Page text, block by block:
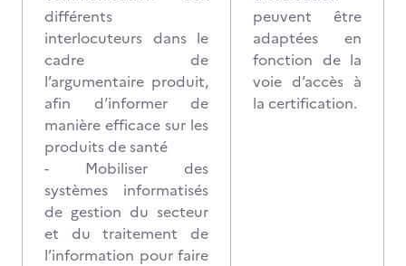
différents
interlocuteurs dans le
cadre de
l’argumentaire produit,
afin d’informer de
manière efficace sur les
produits de santé
- Mobiliser des
systèmes informatisés
de gestion du secteur
et du traitement de
l’information pour faire
peuvent être
adaptées en
fonction de la
voie d’accès à
la certification.